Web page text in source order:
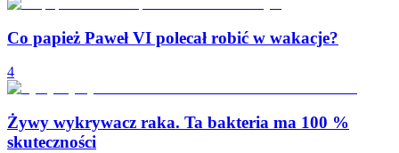
Co papież Paweł VI polecał robić w wakacje?
4
Żywy wykrywacz raka. Ta bakteria ma 100 %
skuteczności